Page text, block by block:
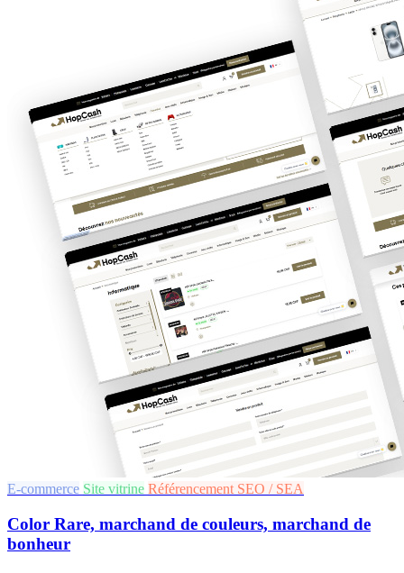
E-commerce Site vitrine Référencement SEO / SEA
Color Rare, marchand de couleurs, marchand de
bonheur